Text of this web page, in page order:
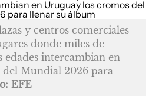
y centros comerciales
donde miles de
edades intercambian en
Mundial 2026 para
EFE